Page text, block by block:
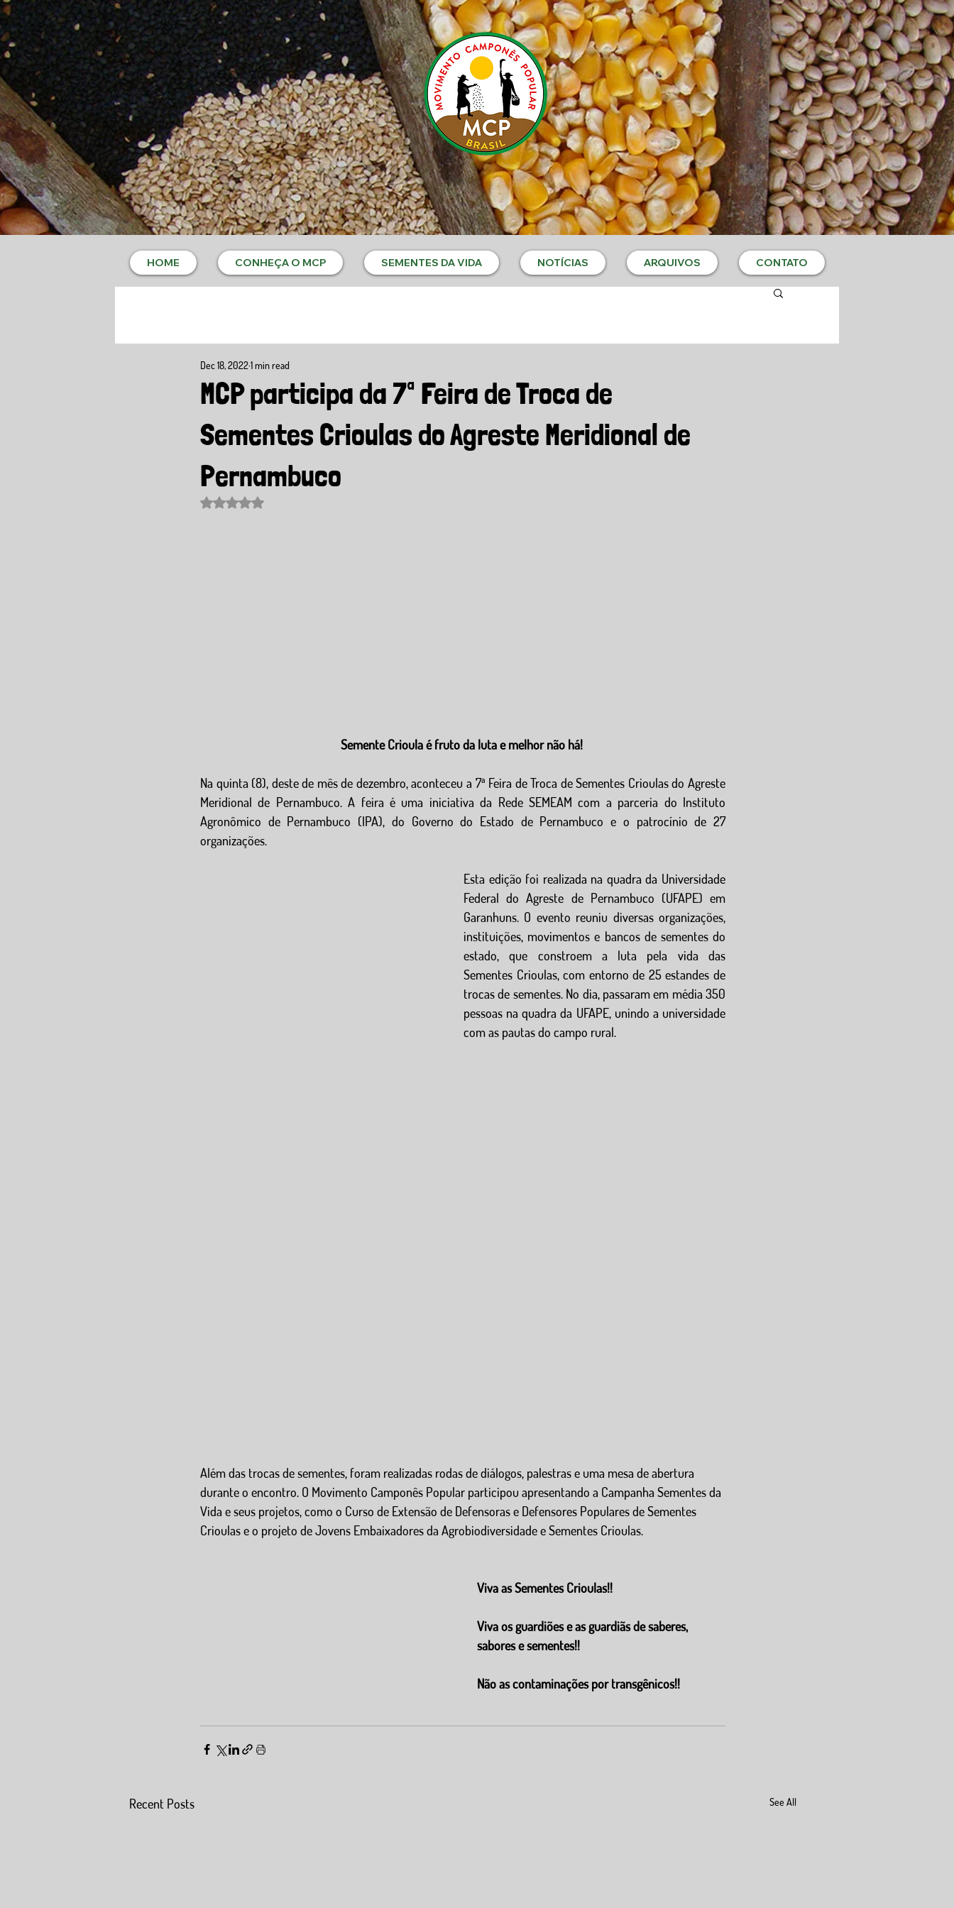
HOME CONHEÇA O MCP SEMENTES DA VIDA NOTÍCIAS ARQUIVOS CONTATO
MCP participa da 7ª Feira de Troca de
Sementes Crioulas do Agreste Meridional de
Pernambuco
Dec 18, 20221 min read
Rated NaN out of 5 stars.
Semente Crioula é fruto da luta e melhor não há!
Na quinta (8), deste de mês de dezembro, aconteceu a 7ª Feira de Troca de Sementes Crioulas do Agreste
Meridional de Pernambuco. A feira é uma iniciativa da Rede SEMEAM com a parceria do Instituto
Agronômico de Pernambuco (IPA), do Governo do Estado de Pernambuco e o patrocínio de 27
organizações.
Esta edição foi realizada na quadra da Universidade
Federal do Agreste de Pernambuco (UFAPE) em
Garanhuns. O evento reuniu diversas organizações,
instituições, movimentos e bancos de sementes do
estado, que constroem a luta pela vida das
Sementes Crioulas, com entorno de 25 estandes de
trocas de sementes. No dia, passaram em média 350
pessoas na quadra da UFAPE, unindo a universidade
com as pautas do campo rural.
Além das trocas de sementes, foram realizadas rodas de diálogos, palestras e uma mesa de abertura
durante o encontro. O Movimento Camponês Popular participou apresentando a Campanha Sementes da
Vida e seus projetos, como o Curso de Extensão de Defensoras e Defensores Populares de Sementes
Crioulas e o projeto de Jovens Embaixadores da Agrobiodiversidade e Sementes Crioulas.
Viva as Sementes Crioulas!!
Viva os guardiões e as guardiãs de saberes,
sabores e sementes!!
Não as contaminações por transgênicos!!
Recent Posts See All